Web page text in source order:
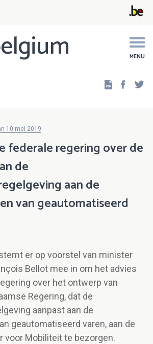
MENU
10 mei 2019
federale regering over de
de
aan de
van geautomatiseerd
er op voorstel van minister
Bellot mee in om het advies
over het ontwerp van
Regering, dat de
aanpast aan de
geautomatiseerd varen, aan de
voor Mobiliteit te bezorgen.